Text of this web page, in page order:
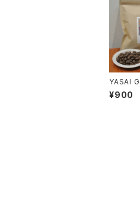
YASAI
（中煎り）
¥900